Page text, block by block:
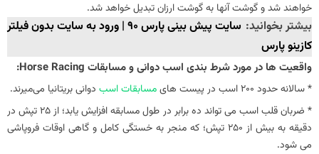
خواهند شد و گوشت آنها به گوشت ارزان تبدیل خواهد شد.
بیشتر بخوانید:
سایت پیش بینی پارس 90 | ورود به سایت بدون فیلتر
کازینو پارس
واقعیت ها در مورد شرط بندی اسب دوانی و مسابقات Horse Racing:
* سالانه حدود 200 اسب در پیست‌ های مسابقات اسب دوانی بریتانیا می‌میرند.
* ضربان قلب اسب می تواند ده برابر در طول مسابقه افزایش یابد؛ از 25 تپش در
دقیقه به بیش از 250 تپش؛ که منجر به خستگی کامل و گاهی اوقات فروپاشی
می شود.